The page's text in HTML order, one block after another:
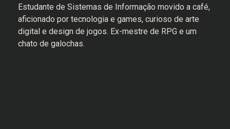
Estudante de Sistemas de Informação movido a café,
aficionado por tecnologia e games, curioso de arte
digital e design de jogos. Ex-mestre de RPG e um
chato de galochas.